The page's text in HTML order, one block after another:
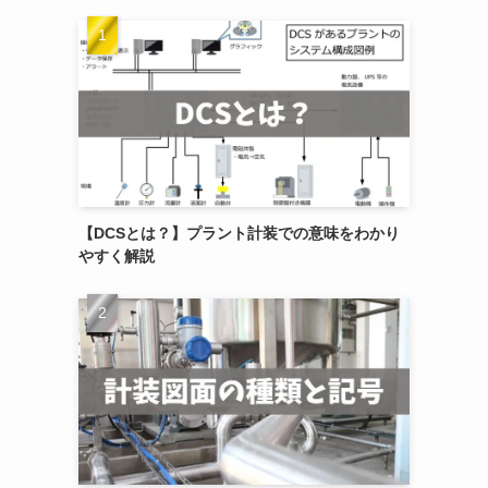
【DCSとは？】プラント計装での意味をわかり
やすく解説